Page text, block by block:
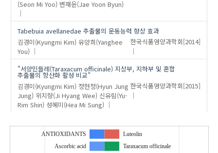
(Seon Mi Yoo) 변재윤(Jae Yoon Byun)
Tabebuia avellanedae 추출물의 운동능력 향상 효과
김경미(Kyungmi Kim) 유양희(Yanghee
You)
한국식품영양과학회[2014]
"서양민들레(Taraxacum officinale) 지상부, 지하부 및 혼합
추출물의 항산화 활성 비교"
김경미(Kyungmi Kim) 정현정(Hyun Jung
Jung) 위지향(Ji Hyang Wee) 신유림(Yu-
Rim Shin) 성혜미(Hea Mi Sung)
한국식품영양과학회[2015]
ANTIOXIDANTS
Ascorbic acid
Luteolin
Taraxacum officinale